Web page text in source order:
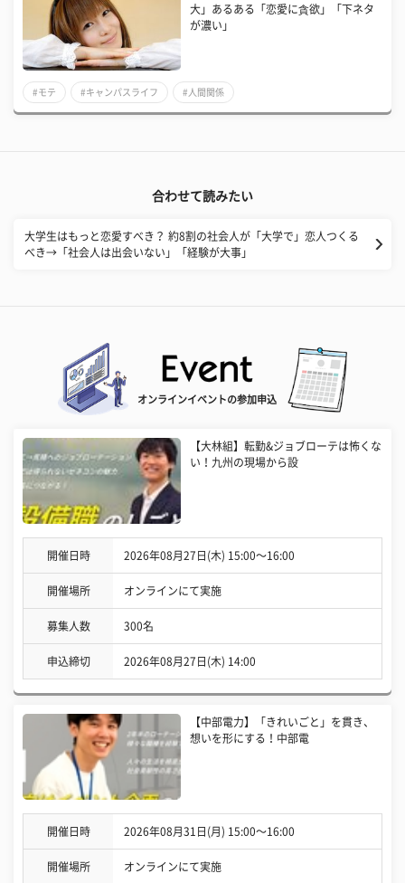
大」あるある「恋愛に貪欲」「下ネタ
が濃い」
#モテ #キャンパスライフ #人間関係
合わせて読みたい
大学生はもっと恋愛すべき？ 約8割の社会人が「大学で」恋人つくる
べき→「社会人は出会いない」「経験が大事」
オンラインイベントの参加申込
【大林組】転勤&ジョブローテは怖くな
い！九州の現場から設
開催日時 2026年08月27日(木) 15:00〜16:00
開催場所 オンラインにて実施
募集人数 300名
申込締切 2026年08月27日(木) 14:00
【中部電力】「きれいごと」を貫き、
想いを形にする！中部電
開催日時 2026年08月31日(月) 15:00〜16:00
開催場所 オンラインにて実施